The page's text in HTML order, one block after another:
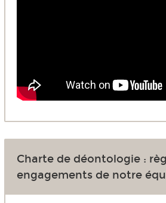
Charte de déontologie :
engagements de notre